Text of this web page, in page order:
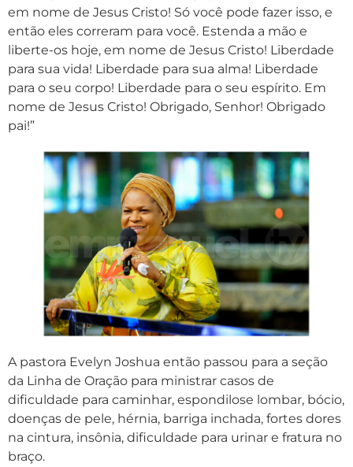
em nome de Jesus Cristo! Só você pode fazer isso, e
então eles correram para você. Estenda a mão e
liberte-os hoje, em nome de Jesus Cristo! Liberdade
para sua vida! Liberdade para sua alma! Liberdade
para o seu corpo! Liberdade para o seu espírito. Em
nome de Jesus Cristo! Obrigado, Senhor! Obrigado
pai!”
A pastora Evelyn Joshua então passou para a seção
da Linha de Oração para ministrar casos de
dificuldade para caminhar, espondilose lombar, bócio,
doenças de pele, hérnia, barriga inchada, fortes dores
na cintura, insônia, dificuldade para urinar e fratura no
braço.